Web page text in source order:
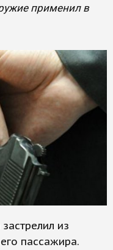
применил в
из
пассажира.